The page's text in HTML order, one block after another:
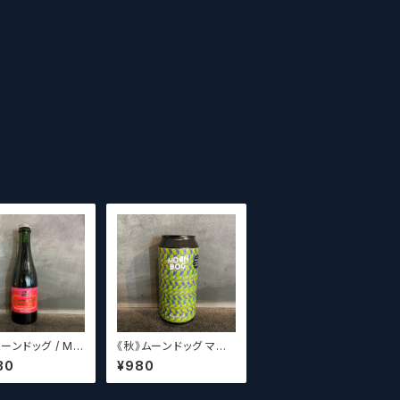
ンドッグ / Mo
Jumping Th
2021
《秋》ムーンドッグ マジ
ックアイPA / Moon D
og Magic Eye PA
¥980